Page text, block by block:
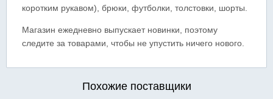
коротким рукавом), брюки, футболки, толстовки, шорты.
Магазин ежедневно выпускает новинки, поэтому
следите за товарами, чтобы не упустить ничего нового.
Похожие поставщики